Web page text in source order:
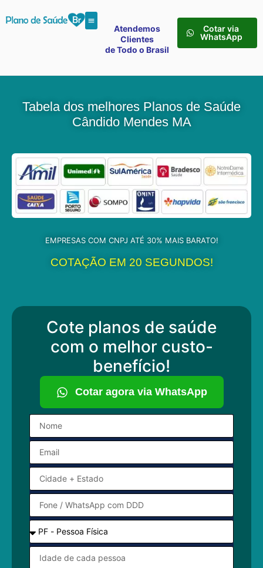
Atendemos
Clientes
de Todo o Brasil
Cotar via
WhatsApp
Tabela dos melhores Planos de Saúde
Cândido Mendes MA
EMPRESAS COM CNPJ ATÉ 30% MAIS BARATO!
COTAÇÃO EM 20 SEGUNDOS!
Cote planos de saúde
com o melhor custo-
benefício!
Cotar agora via WhatsApp